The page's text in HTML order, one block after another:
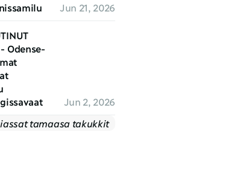
Jun 21, 2026
Odense-
Jun 2, 2026
tamaasa takukkit